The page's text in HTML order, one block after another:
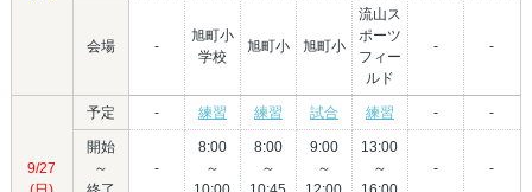
会場 -
旭町小
学校
旭町小 旭町小
流山ス
ポーツ
フィー
ルド
- -
9/27
予定 - 練習 練習 試合 練習 - -
開始
～
-
8:00
～
8:00
～
9:00
～
13:00
～
- -